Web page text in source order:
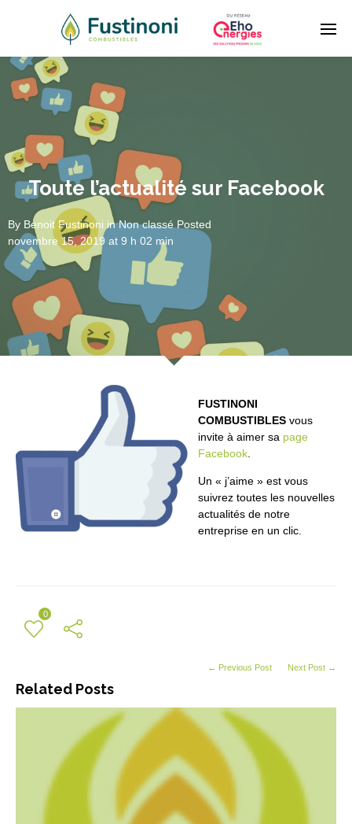
Toute l’actualité sur Facebook
By Benoit Fustinoni in Non classé Posted
novembre 15, 2019 at 9 h 02 min
FUSTINONI
COMBUSTIBLES vous
invite à aimer sa page
Facebook
Un « j’aime » est vous
suivrez toutes les nouvelles
actualités de notre
entreprise en un clic.
0
Related Posts
← Previous Post Next Post →